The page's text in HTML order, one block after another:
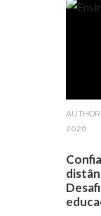
AUTHOR:
2026